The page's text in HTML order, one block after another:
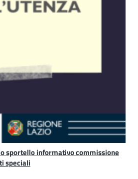
sportello informativo commissione
speciali